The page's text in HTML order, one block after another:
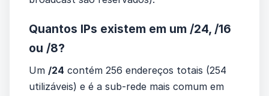
Quantos IPs existem em um /24, /16
ou /8?
Um /24 contém 256 endereços totais (254
utilizáveis) e é a sub-rede mais comum em